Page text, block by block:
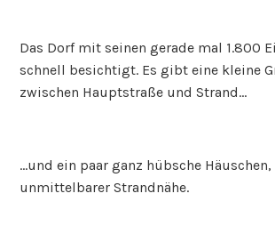
Das Dorf mit seinen gerade mal 1.800
schnell besichtigt. Es gibt eine kleine
zwischen Hauptstraße und Strand…
…und ein paar ganz hübsche
unmittelbarer Strandnähe.